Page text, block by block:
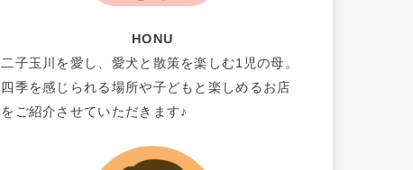
HONU
二子玉川を愛し、愛犬と散策を楽しむ1児の母。
四季を感じられる場所や子どもと楽しめるお店
をご紹介させていただきます♪